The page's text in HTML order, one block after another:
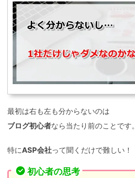
最初は右も左も分からないのは
ブログ初心者なら当たり前のことです。
特にASP会社って聞くだけで難しい！
初心者の思考